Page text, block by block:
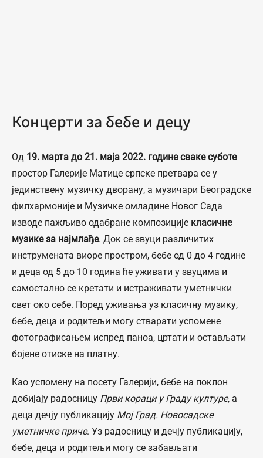
Концерти за бебе и децу
Од 19. марта до 21. маја 2022. године сваке суботе
простор Галерије Матице српске претвара се у
јединствену музичку дворану, а музичари Београдске
филхармоније и Музичке омладине Новог Сада
изводе пажљиво одабране композиције класичне
музике за најмлађе. Док се звуци различитих
инструмената виоре простром, бебе од 0 до 4 године
и деца од 5 до 10 година ће уживати у звуцима и
самостално се кретати и истраживати уметнички
свет око себе. Поред уживања уз класичну музику,
бебе, деца и родитељи могу стварати успомене
фотографисањем испред паноа, цртати и остављати
бојене отиске на платну.
Као успомену на посету Галерији, бебе на поклон
добијају радосницу Први кораци у Граду културе, а
деца дечју публикацију Мој Град. Новосадске
уметничке приче. Уз радосницу и дечју публикацију,
бебе, деца и родитељи могу се забављати